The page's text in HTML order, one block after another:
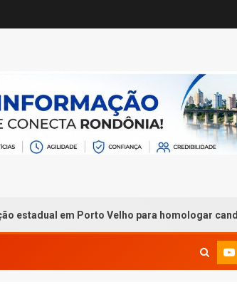
Velho para homologar candidatura de